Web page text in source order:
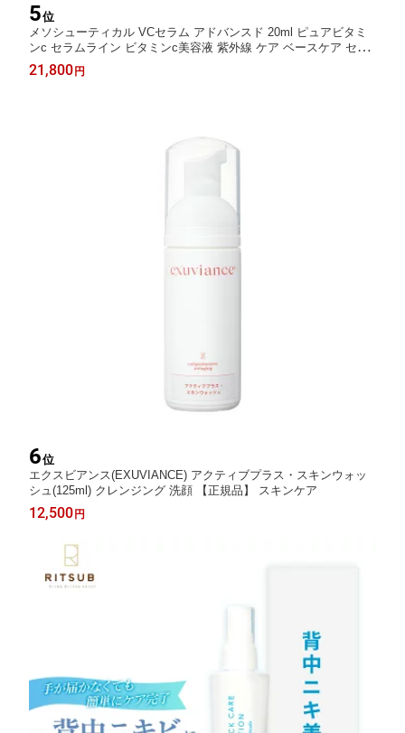
5位
メソシューティカル VCセラム アドバンスド 20ml ピュアビタミ
ンc セラムライン ビタミンc美容液 紫外線 ケア ベースケア セラ
ム ビタミンc美容 肌 ハリ美容液 乾燥肌 スキンケア vc美容液 高
濃度ビタミンc 美容液ビタミン 毛穴ケア ゆらぎ肌 毛穴ケア 高濃
21,800 円
6位
エクスビアンス(EXUVIANCE) アクティブプラス・スキンウォッ
シュ(125ml) クレンジング 洗顔 【正規品】 スキンケア
12,500 円